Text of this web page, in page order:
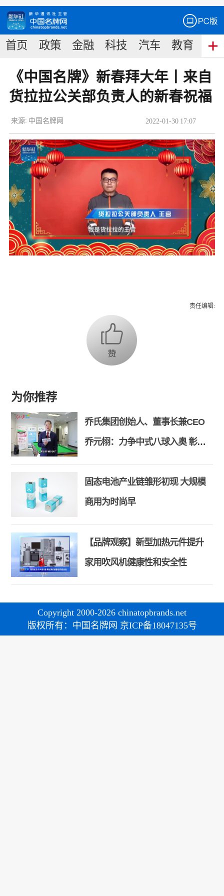
首页 政策 金融 科技 汽车 教育 食
《中国名牌》新春拜大年丨来自
货拉拉公关部负责人的新春祝福
2022-01-30 17:07
来源: 中国名牌网
责任编辑:
为你推荐
乔氏集团创始人、董事长兼CEO
乔元栩：力争中式八球入奥 彰显
和合共生精神
固态电池产业链雏形初现 大规模
商用为时尚早
【品牌观察】新型加热元件提升
家用吹风机健康性和安全性
Copyright 2000-2026 chinatopbrands.net
版权所有：中国名牌网 京ICP备18047135号